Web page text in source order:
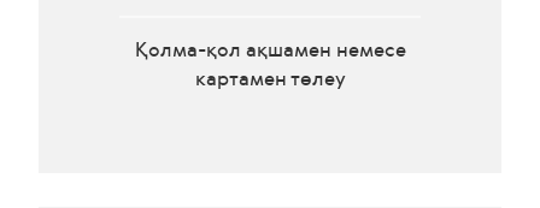
Қолма-қол ақшамен немесе
картамен төлеу